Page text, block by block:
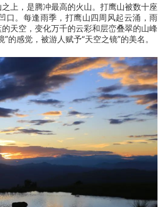
上，是腾冲最高的火山。打鹰山被数十座
口。每逢雨季，打鹰山四周风起云涌，雨
天空，变化万千的云彩和层峦叠翠的山峰
感觉，被游人赋予“天空之镜”的美名。